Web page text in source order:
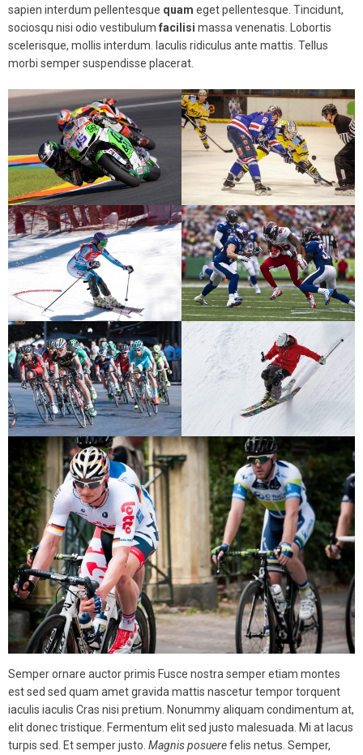
sapien interdum pellentesque quam eget pellentesque. Tincidunt,
sociosqu nisi odio vestibulum facilisi massa venenatis. Lobortis
scelerisque, mollis interdum. Iaculis ridiculus ante mattis. Tellus
morbi semper suspendisse placerat.
Semper ornare auctor primis Fusce nostra semper etiam montes
est sed sed quam amet gravida mattis nascetur tempor torquent
iaculis iaculis Cras nisi pretium. Nonummy aliquam condimentum at,
elit donec tristique. Fermentum elit sed justo malesuada. Mi at lacus
turpis sed. Et semper justo. Magnisposuerefelis netus. Semper,